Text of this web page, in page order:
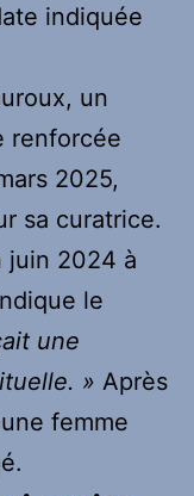
indiquée
un
renforcée
2025,
sa curatrice.
juin 2024 à
le
une
» Après
femme